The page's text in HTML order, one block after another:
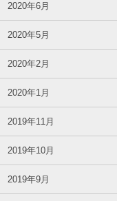
2020年6月
2020年5月
2020年2月
2020年1月
2019年11月
2019年10月
2019年9月